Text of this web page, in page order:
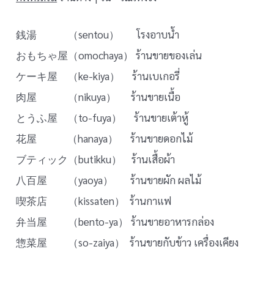
銭湯 （sentou） โรงอาบน้ำ
おもちゃ屋（omochaya） ร้านขายของเล่น
ケーキ屋 （ke-kiya） ร้านเบเกอรี่
肉屋 （nikuya） ร้านขายเนื้อ
とうふ屋 （to-fuya） ร้านขายเต้าหู้
花屋 （hanaya） ร้านขายดอกไม้
ブティック（butikku） ร้านเสื้อผ้า
八百屋 （yaoya） ร้านขายผัก ผลไม้
喫茶店 （kissaten） ร้านกาแฟ
弁当屋 （bento-ya） ร้านขายอาหารกล่อง
惣菜屋 （so-zaiya） ร้านขายกับข้าว เครื่องเคียง